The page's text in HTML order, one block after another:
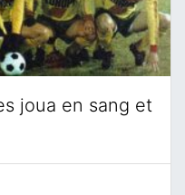
joua en sang et